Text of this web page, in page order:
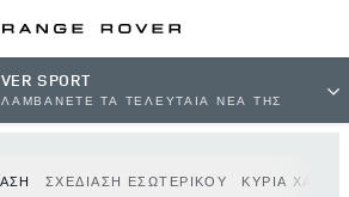
SPORT
ΤΑ ΤΕΛΕΥΤΑΙΑ ΝΕΑ ΤΗΣ
ΣΧΕΔΙΑΣΗ ΕΣΩΤΕΡΙΚΟΥ ΚΥΡΙΑ